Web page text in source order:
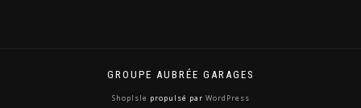
GROUPE AUBRÉE GARAGES
ShopIsle propulsé par WordPress